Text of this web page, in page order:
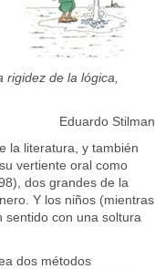
de la lógica,
Eduardo Stilman
la literatura, y también
vertiente oral como
dos grandes de la
Y los niños (mientras
sentido con una soltura
dos métodos